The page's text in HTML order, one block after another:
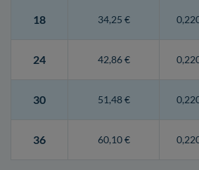
18 34,25 €
24 42,86 €
30 51,48 €
36 60,10 €